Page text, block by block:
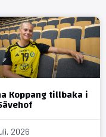
Koppang tillbaka i
2026